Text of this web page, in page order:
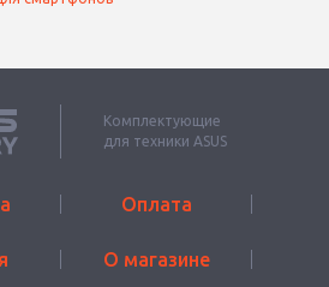
Комплектующие
для техники ASUS
Оплата
О магазине